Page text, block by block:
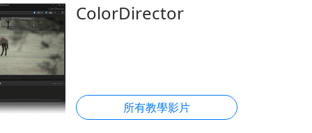
ColorDirector
所有教學影片